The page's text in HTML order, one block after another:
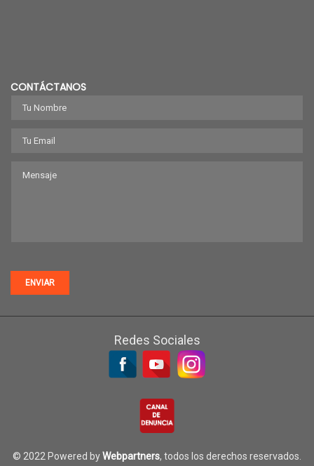
CONTÁCTANOS
ENVIAR
Redes Sociales
© 2022 Powered byWebpartners, todos los derechos reservados.